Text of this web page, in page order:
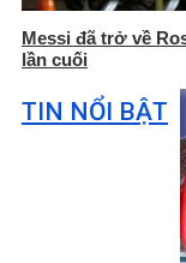
Messi đã trở về
lần cuối
TIN NỔI BẬT